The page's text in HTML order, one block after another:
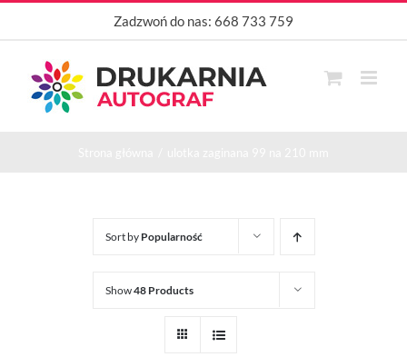
Przejdź
Zadzwoń do nas: 668 733 759
Sort by Popularność
Show48 Products